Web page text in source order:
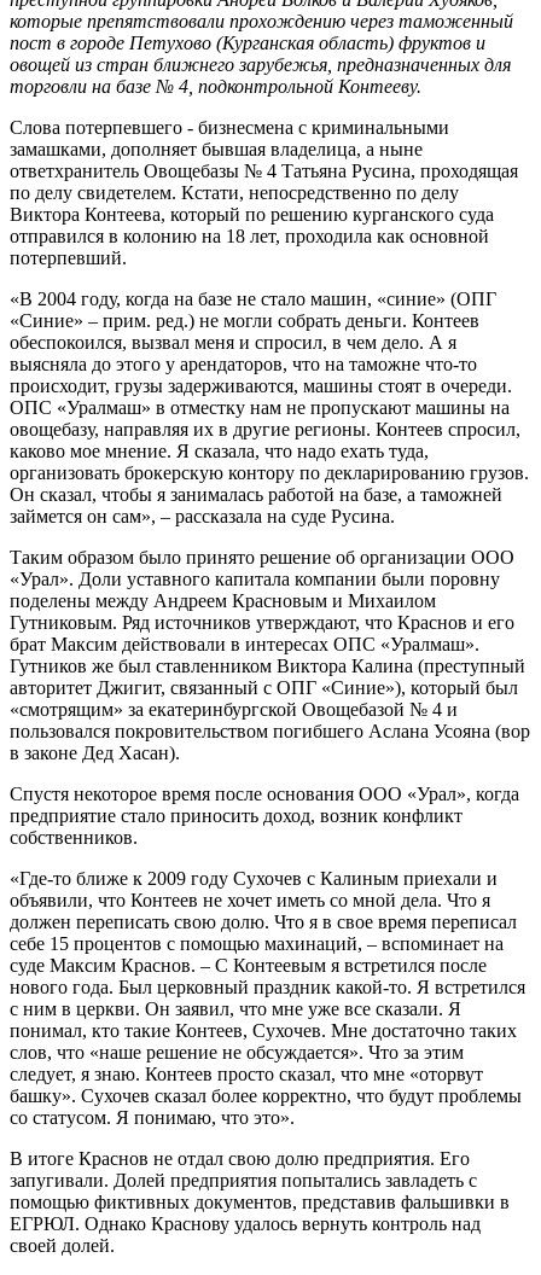
которые препятствовали прохождению через таможенный
пост в городе Петухово (Курганская область) фруктов и
овощей из стран ближнего зарубежья, предназначенных для
торговли на базе № 4, подконтрольной Контееву.
Слова потерпевшего - бизнесмена с криминальными
замашками, дополняет бывшая владелица, а ныне
ответхранитель Овощебазы № 4 Татьяна Русина, проходящая
по делу свидетелем. Кстати, непосредственно по делу
Виктора Контеева, который по решению курганского суда
отправился в колонию на 18 лет, проходила как основной
потерпевший.
«В 2004 году, когда на базе не стало машин, «синие» (ОПГ
«Синие» – прим. ред.) не могли собрать деньги. Контеев
обеспокоился, вызвал меня и спросил, в чем дело. А я
выясняла до этого у арендаторов, что на таможне что-то
происходит, грузы задерживаются, машины стоят в очереди.
ОПС «Уралмаш» в отместку нам не пропускают машины на
овощебазу, направляя их в другие регионы. Контеев спросил,
каково мое мнение. Я сказала, что надо ехать туда,
организовать брокерскую контору по декларированию грузов.
Он сказал, чтобы я занималась работой на базе, а таможней
займется он сам», – рассказала на суде Русина.
Таким образом было принято решение об организации ООО
«Урал». Доли уставного капитала компании были поровну
поделены между Андреем Красновым и Михаилом
Гутниковым. Ряд источников утверждают, что Краснов и его
брат Максим действовали в интересах ОПС «Уралмаш».
Гутников же был ставленником Виктора Калина (преступный
авторитет Джигит, связанный с ОПГ «Синие»), который был
«смотрящим» за екатеринбургской Овощебазой № 4 и
пользовался покровительством погибшего Аслана Усояна (вор
в законе Дед Хасан).
Спустя некоторое время после основания ООО «Урал», когда
предприятие стало приносить доход, возник конфликт
собственников.
«Где-то ближе к 2009 году Сухочев с Калиным приехали и
объявили, что Контеев не хочет иметь со мной дела. Что я
должен переписать свою долю. Что я в свое время переписал
себе 15 процентов с помощью махинаций, – вспоминает на
суде Максим Краснов. – С Контеевым я встретился после
нового года. Был церковный праздник какой-то. Я встретился
с ним в церкви. Он заявил, что мне уже все сказали. Я
понимал, кто такие Контеев, Сухочев. Мне достаточно таких
слов, что «наше решение не обсуждается». Что за этим
следует, я знаю. Контеев просто сказал, что мне «оторвут
башку». Сухочев сказал более корректно, что будут проблемы
со статусом. Я понимаю, что это».
В итоге Краснов не отдал свою долю предприятия. Его
запугивали. Долей предприятия попытались завладеть с
помощью фиктивных документов, представив фальшивки в
ЕГРЮЛ. Однако Краснову удалось вернуть контроль над
своей долей.